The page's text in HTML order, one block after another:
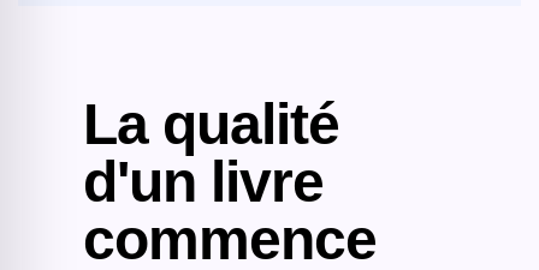
La qualité
d'un livre
commence